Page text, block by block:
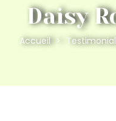
Daisy
Accueil Testimonial